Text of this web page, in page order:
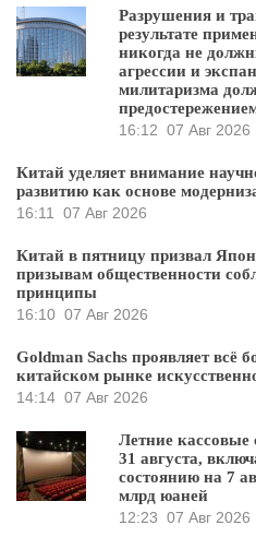
Разрушения и
результате
никогда не
агрессии и
милитаризма
16:12 07 Авг 2026
Китай уделяет внимание
развитию как основе
16:11
07 Авг 2026
Китай в пятницу призвал
призывам общественности
принципы
16:10 07 Авг 2026
Goldman Sachs проявляет всё
китайском рынке
14:14 07 Авг 2026
Летние
31 августа,
состоянию на 7
млрд юаней
12:23 07 Авг 2026